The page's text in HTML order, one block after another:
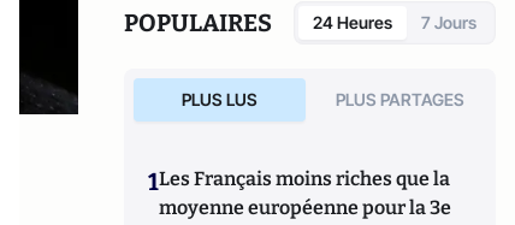
POPULAIRES 24 Heures 7 Jours
PLUS LUS PLUS PARTAGES
1Les Français moins riches que la
moyenne européenne pour la 3e